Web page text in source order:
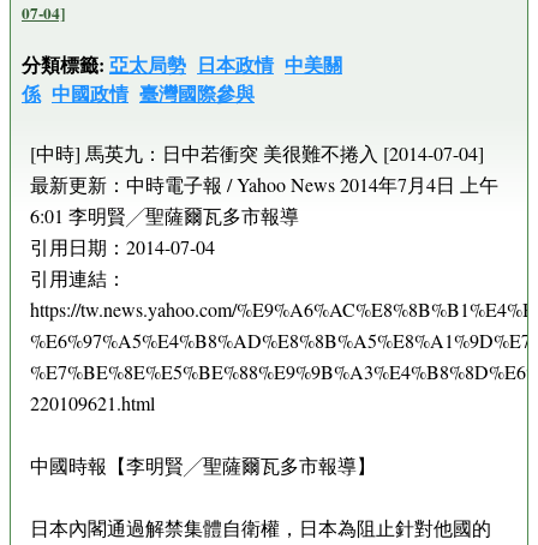
07-04]
分類標籤: 亞太局勢 日本政情 中美關
係 中國政情 臺灣國際參與
[中時] 馬英九：日中若衝突 美很難不捲入 [2014-07-04]
最新更新：中時電子報 / Yahoo News 2014年7月4日 上午
6:01 李明賢╱聖薩爾瓦多市報導
引用日期：2014-07-04
引用連結：
https://tw.news.yahoo.com/
220109621.html
中國時報【李明賢╱聖薩爾瓦多市報導】
日本內閣通過解禁集體自衛權，日本為阻止針對他國的